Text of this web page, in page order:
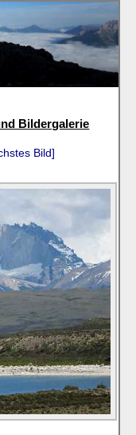
Bildergalerie
Bild]